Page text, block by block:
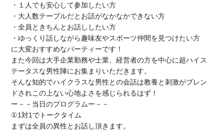
・１人でも安心して参加したい方
・大人数テーブルだとお話がなかなかできない方
・全員ときちんとお話ししたい方
・ゆっくり話しながら趣味友やスポーツ仲間を見つけたい方
に大変おすすめなパーティーです！
また今回は大手企業勤務や士業、経営者の方を中心に超ハイス
テータスな男性陣にお集まりいただきます。
そんな知的でハイクラスな男性との会話は教養と刺激がブレン
ドされこの上ない心地よさを感じられるはず！
ー－－当日のプログラムー－－
①1対1でトークタイム
まずは全員の異性とお話し頂きます。